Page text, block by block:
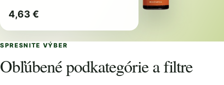
4,63 €
SPRESNITE VÝBER
Obľúbené podkategórie a filtre